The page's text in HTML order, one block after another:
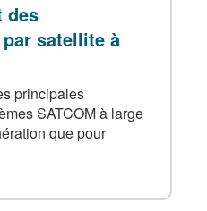
des
satellite à
principales
SATCOM à large
que pour